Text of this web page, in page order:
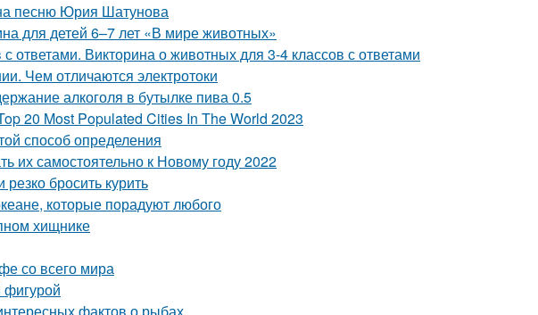
песню Юрия Шатунова
для детей 6–7 лет «В мире животных»
ответами. Викторина о животных для 3-4 классов с ответами
Чем отличаются электротоки
алкоголя в бутылке пива 0.5
20 Most Populated Cities In The World 2023
способ определения
их самостоятельно к Новому году 2022
резко бросить курить
которые порадуют любого
хищнике
со всего мира